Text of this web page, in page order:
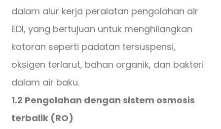
dalam alur kerja peralatan pengolahan air
EDI, yang bertujuan untuk menghilangkan
kotoran seperti padatan tersuspensi,
oksigen terlarut, bahan organik, dan bakteri
dalam air baku.
1.2 Pengolahan dengan sistem osmosis
terbalik (RO)